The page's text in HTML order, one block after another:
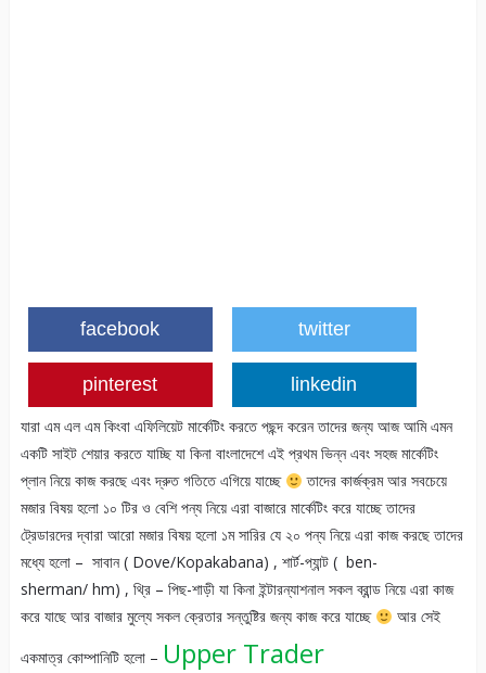
facebook twitter
pinterest linkedin
যারা এম এল এম কিংবা এফিলিয়েট মার্কেটিং করতে পছন্দ করেন তাদের জন্য আজ আমি এমন
একটি সাইট শেয়ার করতে যাচ্ছি যা কিনা বাংলাদেশে এই প্রথম ভিন্ন এবং সহজ মার্কেটিং
প্লান নিয়ে কাজ করছে এবং দ্রুত গতিতে এগিয়ে যাচ্ছে
তাদের কার্জক্রম আর সবচেয়ে
মজার বিষয় হলো ১০ টির ও বেশি পন্য নিয়ে এরা বাজারে মার্কেটিং করে যাচ্ছে তাদের
ট্রেডারদের দ্বারা আরো মজার বিষয় হলো ১ম সারির যে ২০ পন্য নিয়ে এরা কাজ করছে তাদের
মধ্যে হলো – সাবান ( Dove/Kopakabana) , শার্ট-প্যান্ট ( ben-
sherman/ hm) , থ্রি – পিছ-শাড়ী যা কিনা ইন্টারন্যাশনাল সকল ব্রান্ড নিয়ে এরা কাজ
করে যাছে আর বাজার মুল্যে সকল ক্রেতার সন্তুষ্টির জন্য কাজ করে যাচ্ছে
আর সেই
একমাত্র কোম্পানিটি হলো – Upper Trader